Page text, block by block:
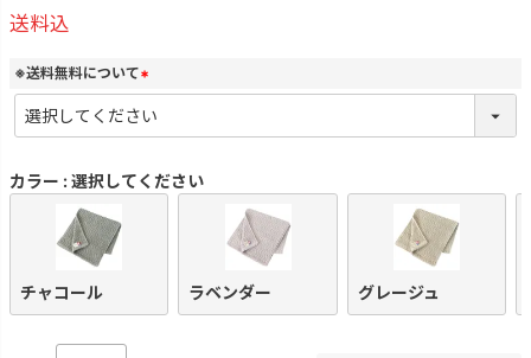
送料込
※送料無料について
(
必
須
カラー 選択してください
チャコール ラベンダー グレージュ